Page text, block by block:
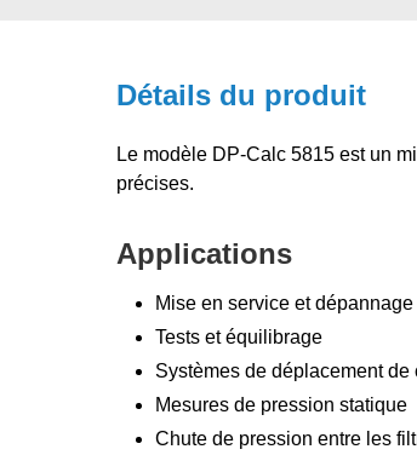
Détails du produit
Le modèle DP-Calc 5815 est un
précises.
Applications
Mise en service et
Tests et équilibrage
Systèmes de déplacement
Mesures de pression statique
Chute de pression entre les